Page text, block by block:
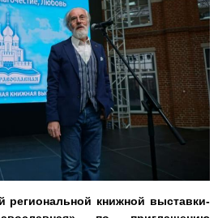
региональной книжной выставки-